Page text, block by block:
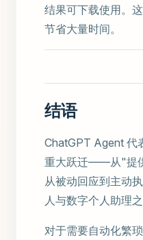
结果可下载使用。
节省大量时间。
结语
ChatGPT Agent 代
重大跃迁——从"提
从被动回应到主动
人与数字个人助理之
对于需要自动化繁